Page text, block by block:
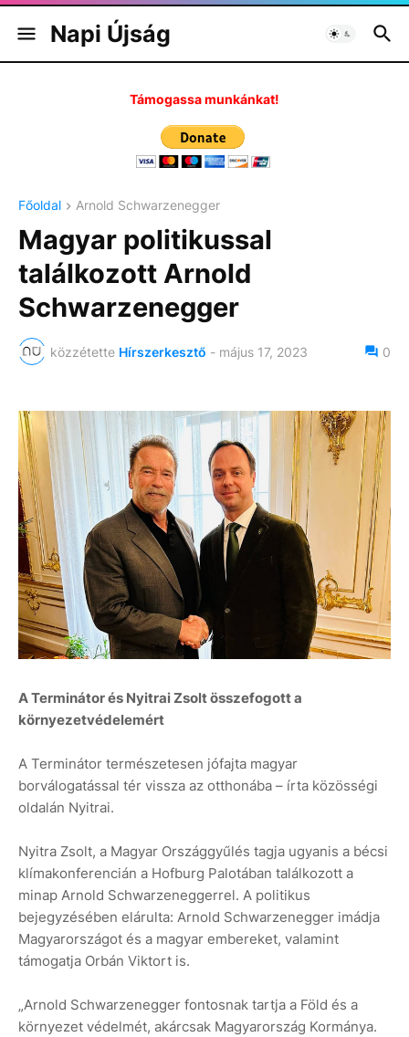
Napi Újság
Támogassa munkánkat!
Főoldal Arnold Schwarzenegger
Magyar politikussal
találkozott Arnold
Schwarzenegger
közzétette Hírszerkesztő - május 17, 2023 0
A Terminátor és Nyitrai Zsolt összefogott a
környezetvédelemért
A Terminátor természetesen jófajta magyar
borválogatással tér vissza az otthonába – írta közösségi
oldalán Nyitrai.
Nyitra Zsolt, a Magyar Országgyűlés tagja ugyanis a bécsi
klímakonferencián a Hofburg Palotában találkozott a
minap Arnold Schwarzeneggerrel. A politikus
bejegyzésében elárulta: Arnold Schwarzenegger imádja
Magyarországot és a magyar embereket, valamint
támogatja Orbán Viktort is.
„Arnold Schwarzenegger fontosnak tartja a Föld és a
környezet védelmét, akárcsak Magyarország Kormánya.